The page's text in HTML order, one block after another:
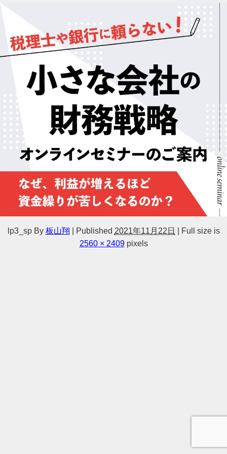
lp3_sp By 板山翔 Published 2021年11月22日
Full size is
2560 × 2409pixels